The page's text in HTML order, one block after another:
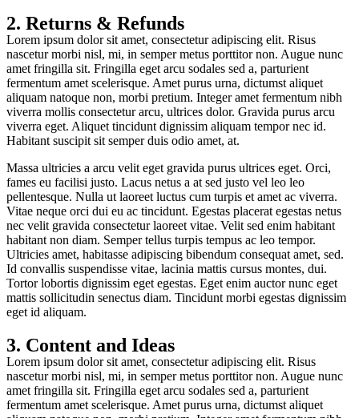
2. Returns & Refunds
Lorem ipsum dolor sit amet, consectetur adipiscing elit. Risus
nascetur morbi nisl, mi, in semper metus porttitor non. Augue nunc
amet fringilla sit. Fringilla eget arcu sodales sed a, parturient
fermentum amet scelerisque. Amet purus urna, dictumst aliquet
aliquam natoque non, morbi pretium. Integer amet fermentum nibh
viverra mollis consectetur arcu, ultrices dolor. Gravida purus arcu
viverra eget. Aliquet tincidunt dignissim aliquam tempor nec id.
Habitant suscipit sit semper duis odio amet, at.
Massa ultricies a arcu velit eget gravida purus ultrices eget. Orci,
fames eu facilisi justo. Lacus netus a at sed justo vel leo leo
pellentesque. Nulla ut laoreet luctus cum turpis et amet ac viverra.
Vitae neque orci dui eu ac tincidunt. Egestas placerat egestas netus
nec velit gravida consectetur laoreet vitae. Velit sed enim habitant
habitant non diam. Semper tellus turpis tempus ac leo tempor.
Ultricies amet, habitasse adipiscing bibendum consequat amet, sed.
Id convallis suspendisse vitae, lacinia mattis cursus montes, dui.
Tortor lobortis dignissim eget egestas. Eget enim auctor nunc eget
mattis sollicitudin senectus diam. Tincidunt morbi egestas dignissim
eget id aliquam.
3. Content and Ideas
Lorem ipsum dolor sit amet, consectetur adipiscing elit. Risus
nascetur morbi nisl, mi, in semper metus porttitor non. Augue nunc
amet fringilla sit. Fringilla eget arcu sodales sed a, parturient
fermentum amet scelerisque. Amet purus urna, dictumst aliquet